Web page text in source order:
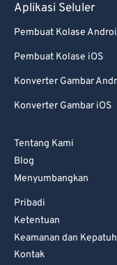
Aplikasi Seluler
Pembuat Kolase
Pembuat Kolase iOS
Konverter Gambar
Konverter Gambar iOS
Tentang Kami
Blog
Menyumbangkan
Pribadi
Ketentuan
Keamanan dan
Kontak